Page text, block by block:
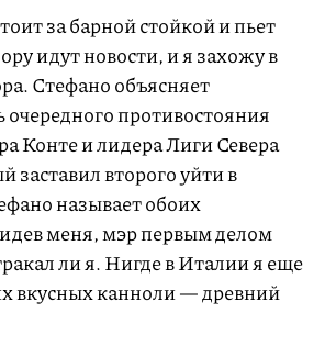
за барной стойкой и пьет
идут новости, и я захожу в
Стефано объясняет
очередного противостояния
Конте и лидера Лиги Севера
заставил второго уйти в
называет обоих
меня, мэр первым делом
ли я. Нигде в Италии я еще
вкусных канноли — древний